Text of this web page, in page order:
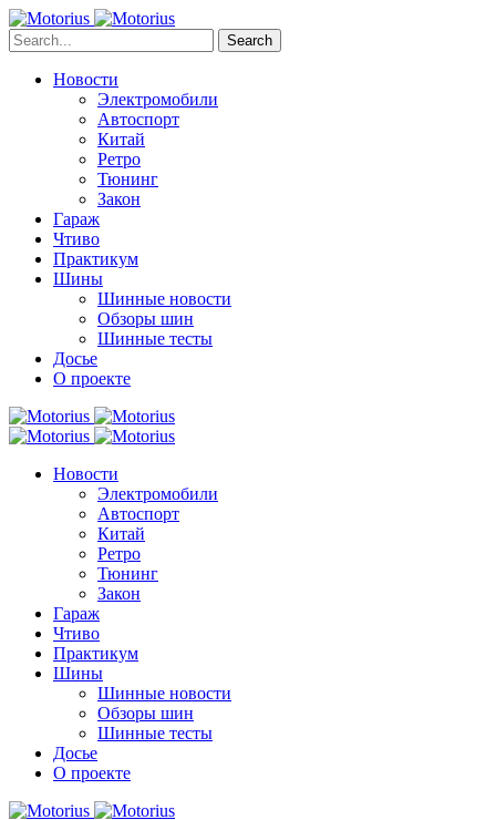
Search
Новости
Электромобили
Автоспорт
Китай
Ретро
Тюнинг
Закон
Гараж
Чтиво
Практикум
Шины
Шинные новости
Обзоры шин
Шинные тесты
Досье
О проекте
Новости
Электромобили
Автоспорт
Китай
Ретро
Тюнинг
Закон
Гараж
Чтиво
Практикум
Шины
Шинные новости
Обзоры шин
Шинные тесты
Досье
О проекте